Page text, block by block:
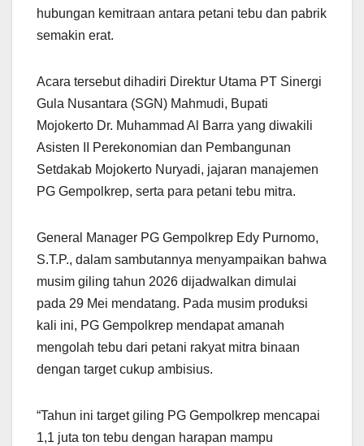
hubungan kemitraan antara petani tebu dan pabrik
semakin erat.
Acara tersebut dihadiri Direktur Utama PT Sinergi
Gula Nusantara (SGN) Mahmudi, Bupati
Mojokerto Dr. Muhammad Al Barra yang diwakili
Asisten II Perekonomian dan Pembangunan
Setdakab Mojokerto Nuryadi, jajaran manajemen
PG Gempolkrep, serta para petani tebu mitra.
General Manager PG Gempolkrep Edy Purnomo,
S.T.P., dalam sambutannya menyampaikan bahwa
musim giling tahun 2026 dijadwalkan dimulai
pada 29 Mei mendatang. Pada musim produksi
kali ini, PG Gempolkrep mendapat amanah
mengolah tebu dari petani rakyat mitra binaan
dengan target cukup ambisius.
“Tahun ini target giling PG Gempolkrep mencapai
1,1 juta ton tebu dengan harapan mampu